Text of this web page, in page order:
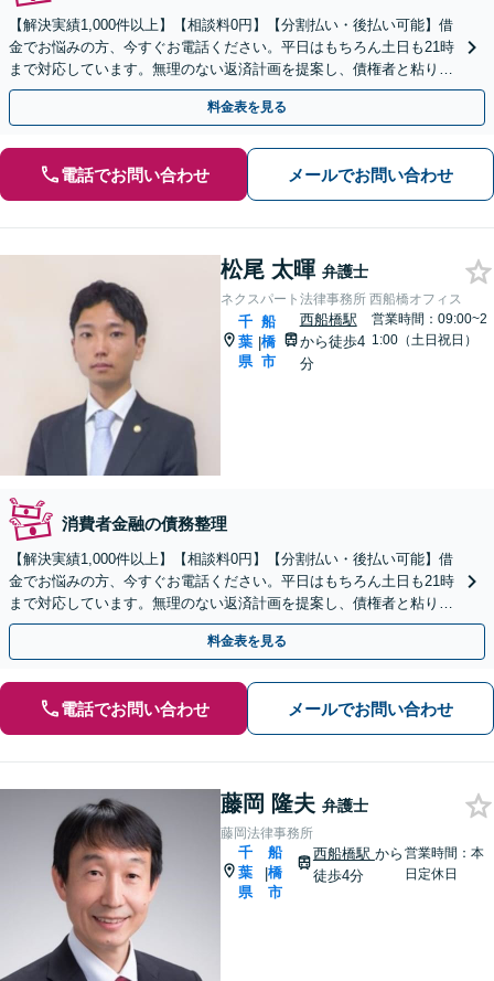
【解決実績1,000件以上】【相談料0円】【分割払い・後払い可能】借
金でお悩みの方、今すぐお電話ください。平日はもちろん土日も21時
まで対応しています。無理のない返済計画を提案し、債権者と粘り強
く交渉いたします。
料金表を見る
電話でお問い合わせ メールでお問い合わせ
松尾 太暉 弁護士
ネクスパート法律事務所 西船橋オフィス
千
葉
県
|
船
橋
市
西船橋駅
から徒歩4
分
営業時間：09:00~2
1:00（土日祝日）
消費者金融の債務整理
【解決実績1,000件以上】【相談料0円】【分割払い・後払い可能】借
金でお悩みの方、今すぐお電話ください。平日はもちろん土日も21時
まで対応しています。無理のない返済計画を提案し、債権者と粘り強
く交渉いたします。
料金表を見る
電話でお問い合わせ メールでお問い合わせ
藤岡 隆夫 弁護士
藤岡法律事務所
千
葉
県
|
船
橋
市
西船橋駅 から
徒歩4分
営業時間：本
日定休日